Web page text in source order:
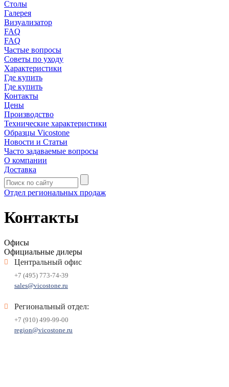
Столы
Галерея
Визуализатор
FAQ
FAQ
Частые вопросы
Советы по уходу
Характеристики
Где купить
Где купить
Контакты
Цены
Производство
Технические характеристики
Образцы Vicostone
Новости и Статьи
Часто задаваемые вопросы
О компании
Доставка
Отдел региональных продаж
Контакты
Офисы
Официальные дилеры
Центральный офис
+7 (495) 773-74-39
sales@vicostone.ru
Региональный отдел:
+7 (910) 499-99-00
region@vicostone.ru